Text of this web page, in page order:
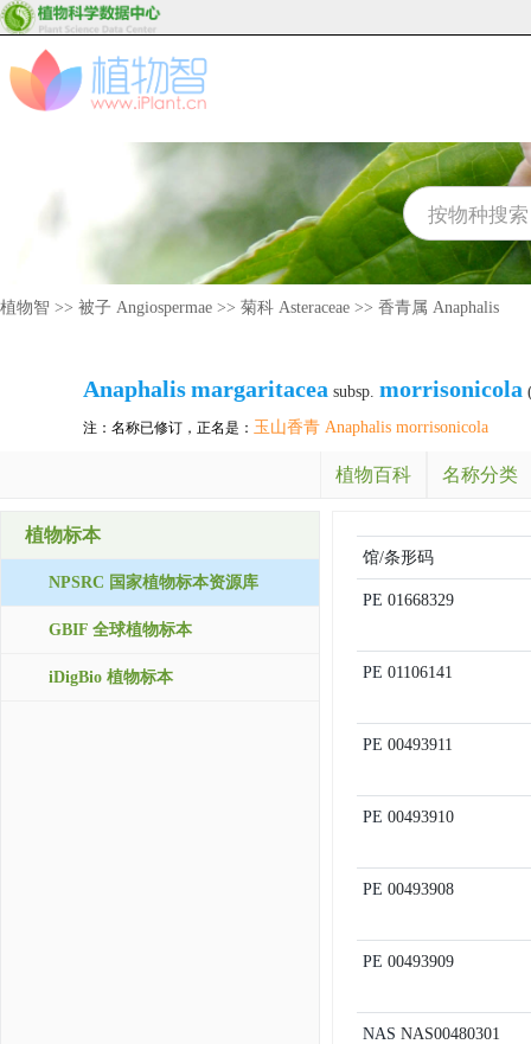
植物智 >> 被子 Angiospermae >> 菊科 Asteraceae >> 香青属 Anaphalis
Anaphalismargaritacea subsp. morrisonicola
注：名称已修订，正名是： 玉山香青 Anaphalis morrisonicola
植物百科 名称分类
植物标本
NPSRC 国家植物标本资源库
GBIF 全球植物标本
iDigBio 植物标本
馆/条形码
PE 01668329
PE 01106141
PE 00493911
PE 00493910
PE 00493908
PE 00493909
NAS NAS00480301